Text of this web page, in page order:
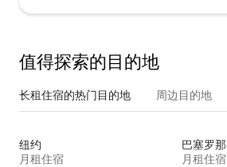
值得探索的目的地
长租住宿的热门目的地 周边目的地
纽约
月租住宿
巴塞罗那
月租住宿